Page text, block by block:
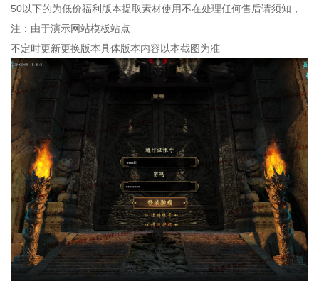
50以下的为低价福利版本提取素材使用不在处理任何售后请须知，
注：由于演示网站模板站点
不定时更新更换版本具体版本内容以本截图为准